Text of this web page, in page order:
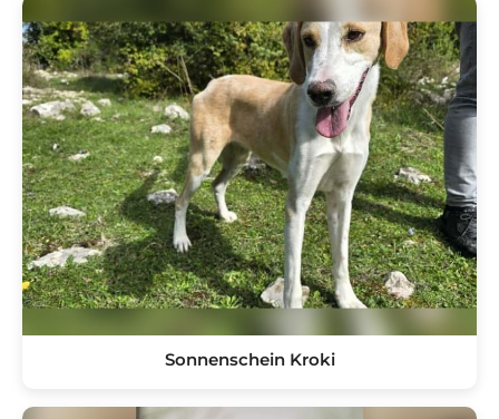
Sonnenschein Kroki